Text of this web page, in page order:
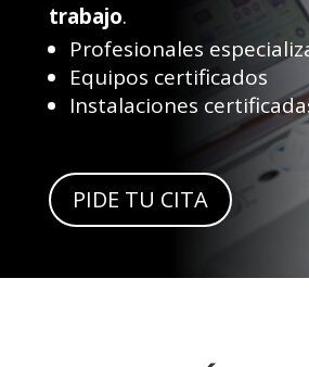
trabajo.
Profesionales
Equipos certificados
Instalaciones
PIDE TU CITA